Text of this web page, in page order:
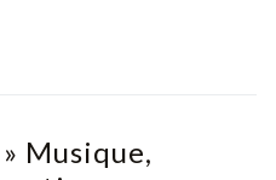
Musique,